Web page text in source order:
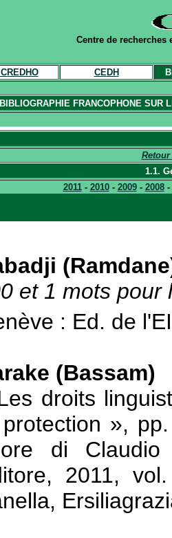
Centre de
CEDH
BIBLIOGRAPHIE FRANCOPHONE SUR
1.1.
2011- 2010- 2009- 2008-
et 1 mots pour
: Ed. de
(Bassam)
droits
»,
di
2011,